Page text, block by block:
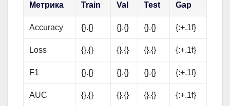
Метрика Train Val Test Gap
Accuracy {}.{} {}.{} {}.{} {:+.1f}
Loss {}.{} {}.{} {}.{} {:+.1f}
F1 {}.{} {}.{} {}.{} {:+.1f}
AUC {}.{} {}.{} {}.{} {:+.1f}